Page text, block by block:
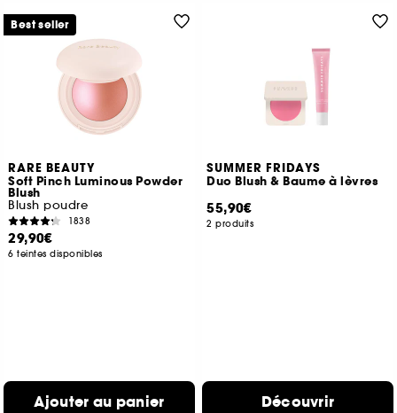
RARE BEAUTY
Soft Pinch Luminous Powder
Blush
Blush poudre
1838
29,90€
6 teintes disponibles
Ajouter au panier
Best seller
SUMMER FRIDAYS
Duo Blush & Baume à lèvres
55,90€
2 produits
Découvrir